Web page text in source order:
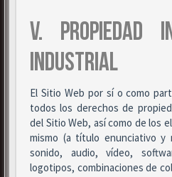
V. PROPIEDAD
INDUSTRIAL
El Sitio Web por sí o como
todos los derechos de
del Sitio Web, así como de los
mismo (a título enunciativo y
sonido, audio, vídeo,
logotipos, combinaciones de